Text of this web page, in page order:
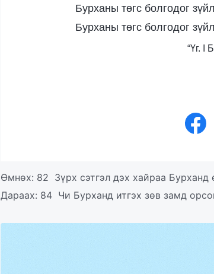
Бурханы төгс болгодог
Бурханы төгс болгодог
“Үг. I
Өмнөх: 82 Зүрх сэтгэл дэх хайраа Бурханд
Дараах: 84 Чи Бурханд итгэх зөв замд